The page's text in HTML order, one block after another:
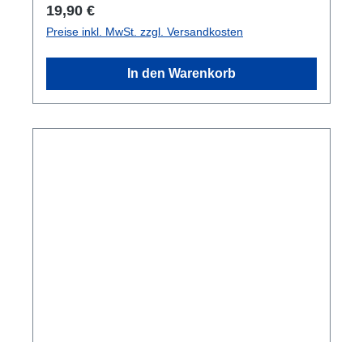
Regulärer Preis:
19,90 €
Preise inkl. MwSt. zzgl. Versandkosten
In den Warenkorb